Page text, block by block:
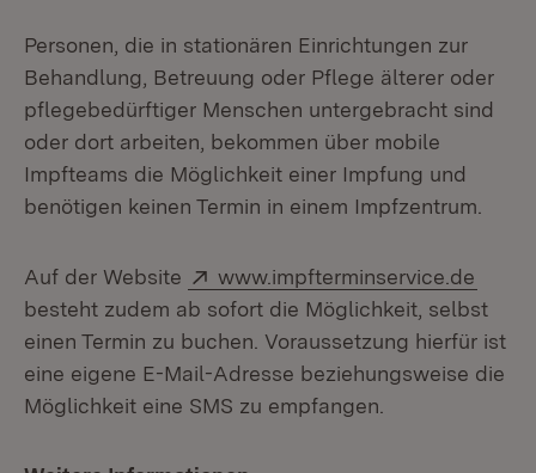
Personen, die in stationären Einrichtungen zur
Behandlung, Betreuung oder Pflege älterer oder
pflegebedürftiger Menschen untergebracht sind
oder dort arbeiten, bekommen über mobile
Impfteams die Möglichkeit einer Impfung und
benötigen keinen Termin in einem Impfzentrum.
Auf der Website Extern:
www.impfterminservice.de
besteht zudem ab sofort die Möglichkeit, selbst
einen Termin zu buchen. Voraussetzung hierfür ist
eine eigene E-Mail-Adresse beziehungsweise die
Möglichkeit eine SMS zu empfangen.